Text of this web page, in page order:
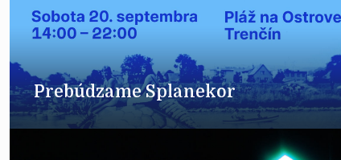
Prebúdzame Splanekor